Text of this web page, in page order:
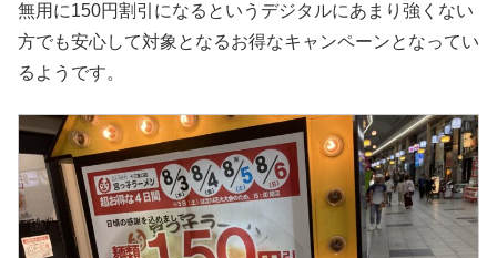
無用に150円割引になるというデジタルにあまり強くない
方でも安心して対象となるお得なキャンペーンとなってい
るようです。